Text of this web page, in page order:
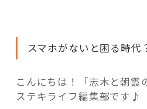
これからの暮らし
スマホがないと困る時代
こんにちは！「志木と朝霞
ステキライフ編集部です♪